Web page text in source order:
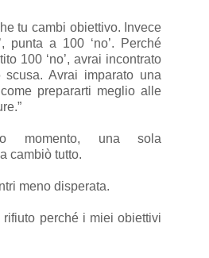
tu cambi obiettivo. Invece
punta a 100 ‘no’. Perché
100 ‘no’, avrai incontrato
Avrai imparato una
prepararti meglio alle
momento, una sola
cambiò tutto.
meno disperata.
perché i miei obiettivi